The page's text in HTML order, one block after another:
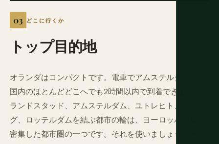
どこに行くか
トップ目的地
オランダはコンパクトです。電車でアムステルダムから
国内のほとんどどこへでも2時間以内で到着できます。
ランドスタッド、アムステルダム、ユトレヒト、ハー
グ、ロッテルダムを結ぶ都市の輪は、ヨーロッパで最も
密集した都市圏の一つです。それを使いましょう。一つ